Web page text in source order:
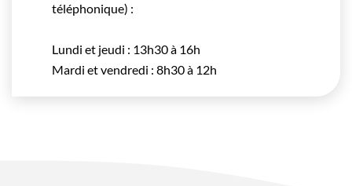
téléphonique) :
Lundi et jeudi : 13h30 à 16h
Mardi et vendredi : 8h30 à 12h